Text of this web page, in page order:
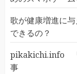
歌が健康増進に
できるの？
pikakichi.info 「
事